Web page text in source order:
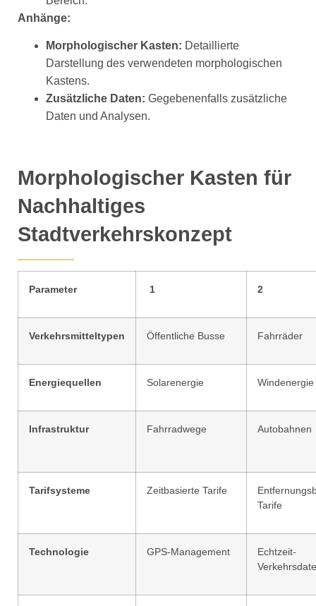
Anhänge:
Morphologischer Kasten: Detaillierte
Darstellung des verwendeten morphologischen
Kastens.
Zusätzliche Daten: Gegebenenfalls zusätzliche
Daten und Analysen.
Morphologischer Kasten für
Nachhaltiges
Stadtverkehrskonzept
Parameter 1 2
Verkehrsmitteltypen Öffentliche Busse Fahrräder
Energiequellen Solarenergie Windenergie
Infrastruktur Fahrradwege Autobahnen
Tarifsysteme Zeitbasierte Tarife
Tarife
Technologie GPS-Management
Echtzeit-